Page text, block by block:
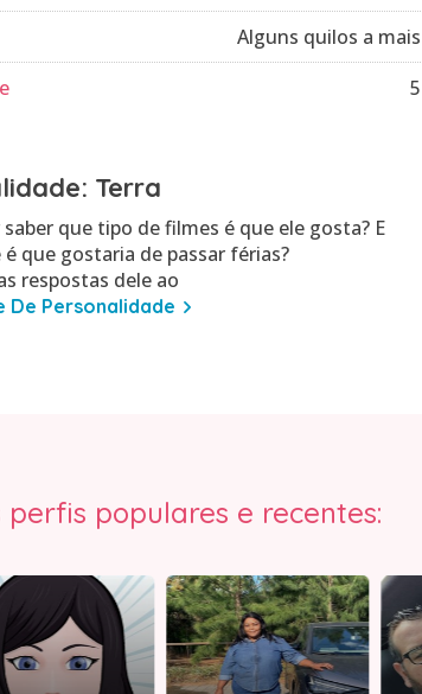
Alguns quilos a mais
5
Terra
saber que tipo de filmes é que ele gosta? E
é que gostaria de passar férias?
respostas dele ao
De Personalidade
perfis populares e recentes: